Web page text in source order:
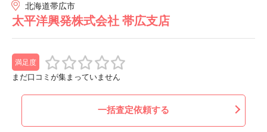
北海道帯広市
太平洋興発株式会社 帯広支店
満足度
まだ口コミが集まっていません
一括査定依頼する